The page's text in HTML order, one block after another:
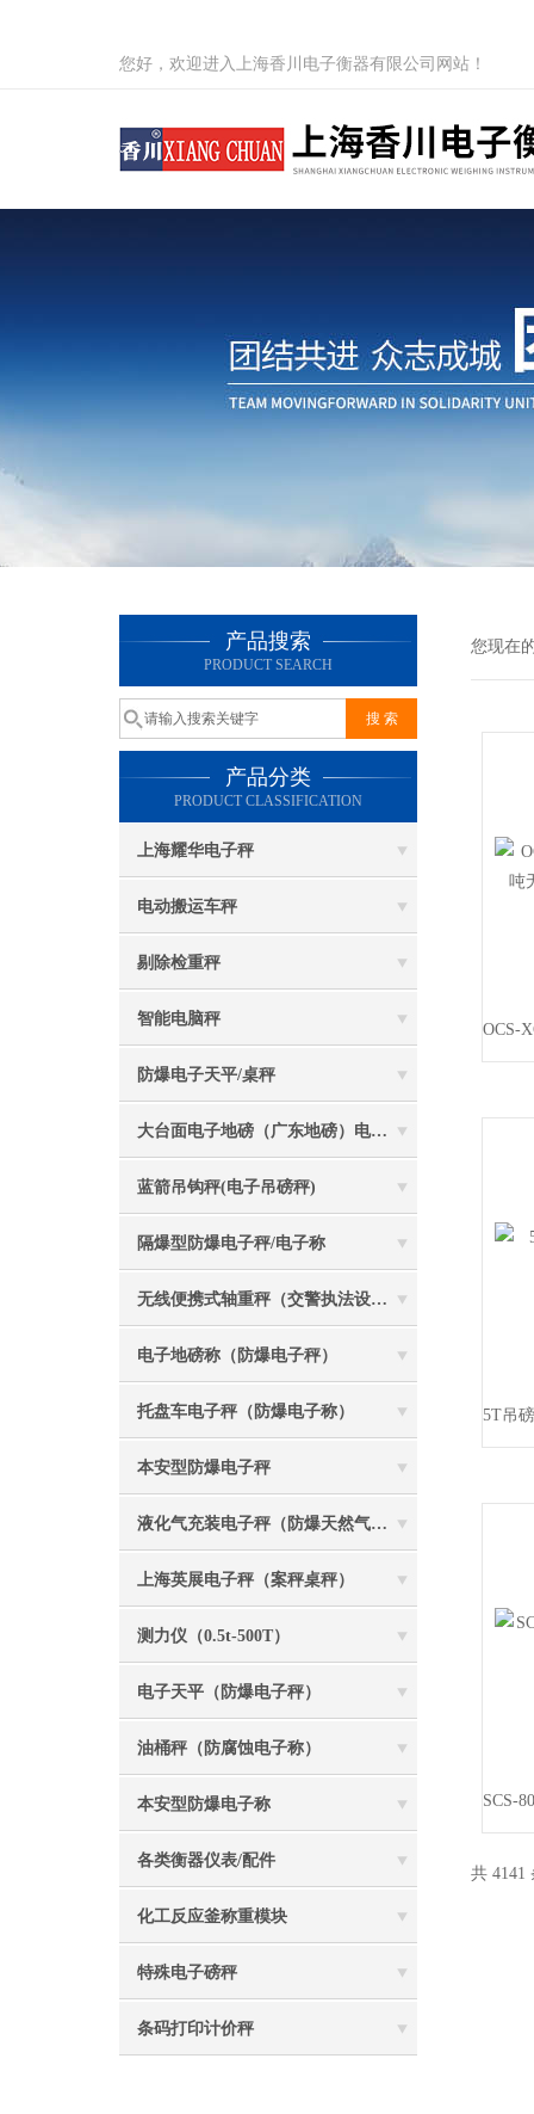
您好，欢迎进入上海香川电子衡器有限公司网站！
产品搜索
PRODUCT SEARCH
产品分类
PRODUCT CLASSIFICATION
上海耀华电子秤
电动搬运车秤
剔除检重秤
智能电脑秤
防爆电子天平/桌秤
大台面电子地磅（广东地磅）电子汽车衡
蓝箭吊钩秤(电子吊磅秤)
隔爆型防爆电子秤/电子称
无线便携式轴重秤（交警执法设备）
电子地磅称（防爆电子秤）
托盘车电子秤（防爆电子称）
本安型防爆电子秤
液化气充装电子秤（防爆天然气灌装称）
上海英展电子秤（案秤桌秤）
测力仪（0.5t-500T）
电子天平（防爆电子秤）
油桶秤（防腐蚀电子称）
本安型防爆电子称
各类衡器仪表/配件
化工反应釜称重模块
特殊电子磅秤
条码打印计价秤
您现在
共 4141